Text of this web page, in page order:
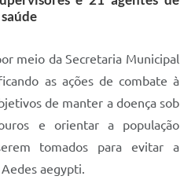
saúde
meio da Secretaria Municipal
as ações de combate à
de manter a doença sob
e orientar a população
tomados para evitar a
aegypti.